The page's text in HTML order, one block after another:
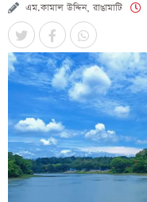
এম.কামাল উদ্দিন, রাঙামাটি